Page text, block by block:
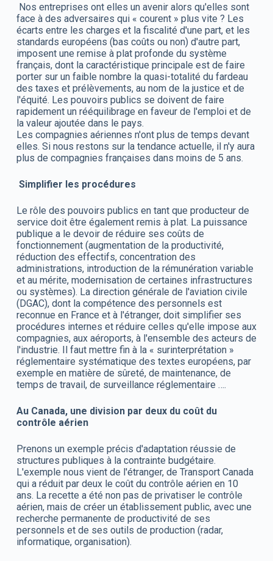
Nos entreprises ont elles un avenir alors qu'elles sont
face à des adversaires qui « courent » plus vite ? Les
écarts entre les charges et la fiscalité d'une part, et les
standards européens (bas coûts ou non) d'autre part,
imposent une remise à plat profonde du système
français, dont la caractéristique principale est de faire
porter sur un faible nombre la quasi-totalité du fardeau
des taxes et prélèvements, au nom de la justice et de
l'équité. Les pouvoirs publics se doivent de faire
rapidement un rééquilibrage en faveur de l'emploi et de
la valeur ajoutée dans le pays.
Les compagnies aériennes n'ont plus de temps devant
elles. Si nous restons sur la tendance actuelle, il n'y aura
plus de compagnies françaises dans moins de 5 ans.
Simplifier les procédures
Le rôle des pouvoirs publics en tant que producteur de
service doit être également remis à plat. La puissance
publique a le devoir de réduire ses coûts de
fonctionnement (augmentation de la productivité,
réduction des effectifs, concentration des
administrations, introduction de la rémunération variable
et au mérite, modernisation de certaines infrastructures
ou systèmes). La direction générale de l'aviation civile
(DGAC), dont la compétence des personnels est
reconnue en France et à l'étranger, doit simplifier ses
procédures internes et réduire celles qu'elle impose aux
compagnies, aux aéroports, à l'ensemble des acteurs de
l'industrie. Il faut mettre fin à la « surinterprétation »
réglementaire systématique des textes européens, par
exemple en matière de sûreté, de maintenance, de
temps de travail, de surveillance réglementaire ….
Au Canada, une division par deux du coût du
contrôle aérien
Prenons un exemple précis d'adaptation réussie de
structures publiques à la contrainte budgétaire.
L'exemple nous vient de l'étranger, de Transport Canada
qui a réduit par deux le coût du contrôle aérien en 10
ans. La recette a été non pas de privatiser le contrôle
aérien, mais de créer un établissement public, avec une
recherche permanente de productivité de ses
personnels et de ses outils de production (radar,
informatique, organisation).